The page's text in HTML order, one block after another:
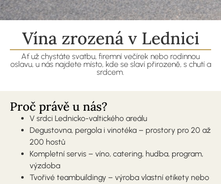
Vína zrozená v Lednici
Ať už chystáte svatbu, firemní večírek nebo rodinnou
oslavu, u nás najdete místo, kde se slaví přirozeně, s chutí a
srdcem.
Proč právě u nás?
V srdci Lednicko-valtického areálu
Degustovna, pergola i vinotéka – prostory pro 20 až
200 hostů
Kompletní servis – víno, catering, hudba, program,
výzdoba
Tvořivé teambuildingy – výroba vlastní etikety nebo